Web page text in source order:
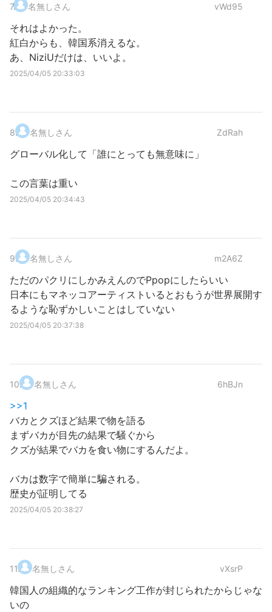
7. 名無しさん vWd95
それはよかった。
紅白からも、韓国系消えるな。
あ、NiziUだけは、いいよ。
2025/04/05 20:33:03
8. 名無しさん ZdRah
グローバル化して「誰にとっても無意味に」
この言葉は重い
2025/04/05 20:34:43
9. 名無しさん m2A6Z
ただのパクリにしかみえんのでPpopにしたらいい
日本にもマネッコアーティストいるとおもうが世界展開す
るような恥ずかしいことはしていない
2025/04/05 20:37:38
10. 名無しさん 6hBJn
>>1
バカとクズほど結果で物を語る
まずバカが目先の結果で騒ぐから
クズが結果でバカを食い物にするんだよ。
バカは数字で簡単に騙される。
歴史が証明してる
2025/04/05 20:38:27
11. 名無しさん vXsrP
韓国人の組織的なランキング工作が封じられたからじゃな
いの